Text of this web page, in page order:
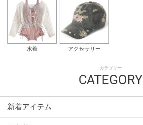
水着 アクセサリー
カテゴリー
CATEGORY
新着アイテム